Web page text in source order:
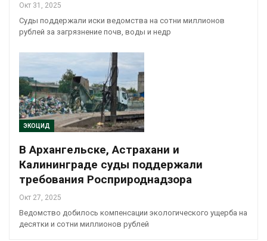
Окт 31, 2025
Суды поддержали иски ведомства на сотни миллионов
рублей за загрязнение почв, воды и недр
ЭКОЦИД
В Архангельске, Астрахани и
Калининграде суды поддержали
требования Росприроднадзора
Окт 27, 2025
Ведомство добилось компенсации экологического ущерба на
десятки и сотни миллионов рублей